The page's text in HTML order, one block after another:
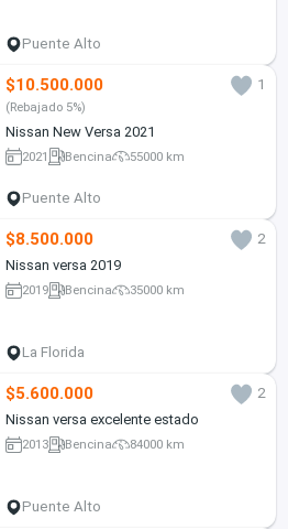
Puente Alto
$10.500.000 1
(Rebajado 5%)
Nissan New Versa 2021
2021 Bencina 55000 km
Puente Alto
$8.500.000
2
Nissan versa 2019
2019 Bencina 35000 km
La Florida
$5.600.000
2
Nissan versa excelente estado
2013 Bencina 84000 km
Puente Alto